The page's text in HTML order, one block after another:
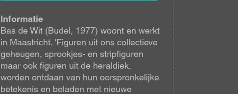
Informatie
Bas de Wit (Budel, 1977) woont en werkt
in Maastricht. 'Figuren uit ons collectieve
geheugen, sprookjes- en stripfiguren
maar ook figuren uit de heraldiek,
worden ontdaan van hun oorspronkelijke
betekenis en beladen met nieuwe